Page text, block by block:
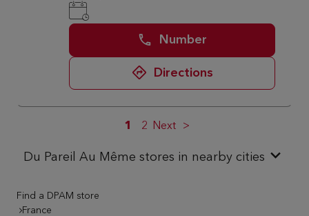
Number
Directions
1 2 Next
Du Pareil Au Même stores in nearby cities
Find a DPAM store
France